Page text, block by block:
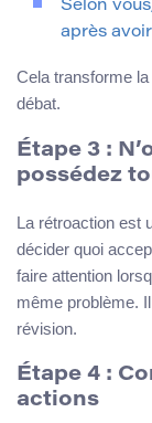
Selon
après
Cela transforme la
débat.
Étape 3 :
possédez
La rétroaction est
décider quoi
faire attention
même problème.
révision.
Étape 4 :
actions